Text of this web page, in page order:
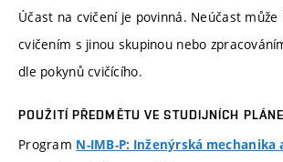
Účast na cvičení je povinná. Neúčast může
cvičením s jinou skupinou nebo
dle pokynů cvičícího.
POUŽITÍ PŘEDMĚTU VE STUDIJNÍCH
Program N-IMB-P: Inženýrská mechanika